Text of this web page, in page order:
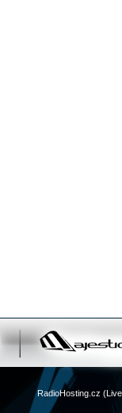
RadioHosting.cz